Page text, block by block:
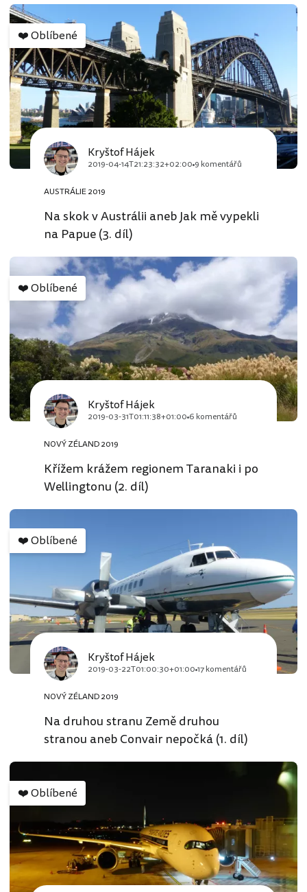
Kryštof Hájek
2019-04-14T21:23:32+02:00 9 komentářů
AUSTRÁLIE 2019
Na skok v Austrálii aneb Jak mě vypekli
na Papue (3. díl)
❤️Oblíbené
Kryštof Hájek
2019-03-31T01:11:38+01:00 6 komentářů
NOVÝ ZÉLAND 2019
Křížem krážem regionem Taranaki i po
Wellingtonu (2. díl)
❤️Oblíbené
Kryštof Hájek
2019-03-22T01:00:30+01:00 17 komentářů
NOVÝ ZÉLAND 2019
Na druhou stranu Země druhou
stranou aneb Convair nepočká (1. díl)
❤️Oblíbené
❤️Oblíbené